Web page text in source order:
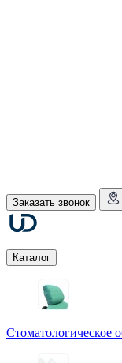
Заказать звонок
Каталог
Стоматологическое